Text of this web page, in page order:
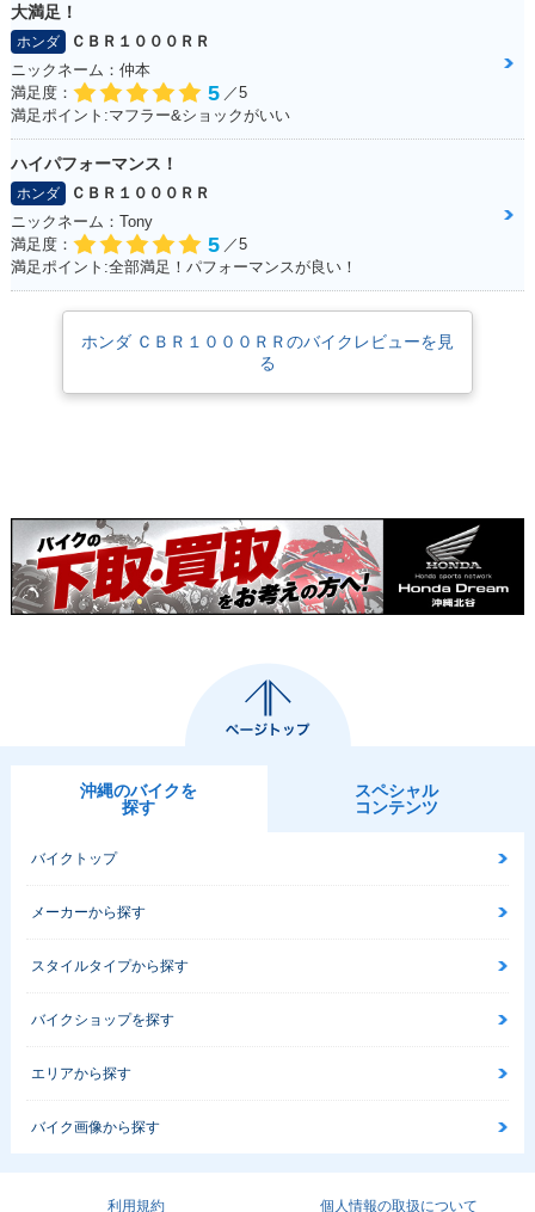
2017年 CBR1000R
R
R SP・カラーチェン
ジ
2016年 CBR1000R
様
2015年 CBR1000R
R SP
2015年 CBR1000R
R C-ABS
2014年 CBR1000R
R SP・追加
2014年 CBR1000R
R・マイナーチェン
R C-ABS
R ABS Special Edit
R ABS・カラーチェ
R・カラーチェンジ
R ABS・マイナーチ
大満足！
ホンダ
ＣＢＲ１０００ＲＲ
ニックネーム：仲本
満足度：
5 ／5
満足ポイント:マフラー&ショックがいい
ハイパフォーマンス！
ホンダ
ＣＢＲ１０００ＲＲ
ニックネーム：Tony
満足度：
5 ／5
満足ポイント:全部満足！パフォーマンスが良い！
ホンダ ＣＢＲ１０００ＲＲのバイクレビューを見
る
沖縄のバイクを
探す
スペシャル
コンテンツ
バイクトップ
メーカーから探す
スタイルタイプから探す
バイクショップを探す
エリアから探す
バイク画像から探す
利用規約 個人情報の取扱について